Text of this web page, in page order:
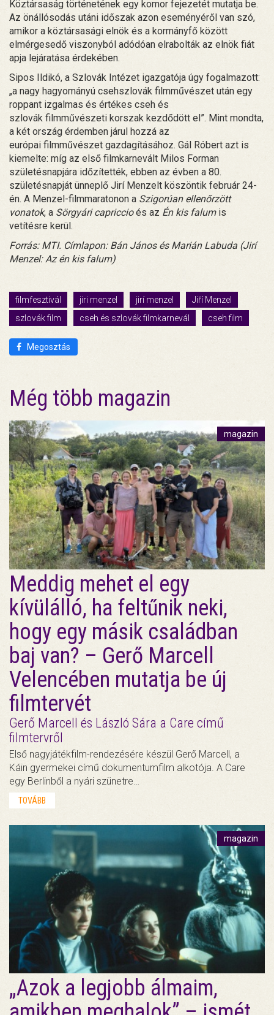
Köztársaság történetének egy komor fejezetét mutatja be.
Az önállósodás utáni időszak azon eseményéről van szó,
amikor a köztársasági elnök és a kormányfő között
elmérgesedő viszonyból adódóan elrabolták az elnök fiát
apja lejáratása érdekében.
Sipos Ildikó, a Szlovák Intézet igazgatója úgy fogalmazott:
„a nagy hagyományú csehszlovák filmművészet után egy
roppant izgalmas és értékes cseh és
szlovák filmművészeti korszak kezdődött el”. Mint mondta,
a két ország érdemben járul hozzá az
európai filmművészet gazdagításához. Gál Róbert azt is
kiemelte: míg az első filmkarnevált Milos Forman
születésnapjára időzítették, ebben az évben a 80.
születésnapját ünneplő Jirí Menzelt köszöntik február 24-
én. A Menzel-filmmaratonon a Szigorúan ellenőrzött
vonatok, a Sörgyári capriccioés az Én kis falumis
vetítésre kerül.
Forrás: MTI. Címlapon: Bán János és Marián Labuda (Jirí
Menzel: Az én kis falum)
filmfesztivál jiri menzel jirí menzel
Jiří Menzel
szlovák film
cseh és szlovák filmkarnevál cseh film
Megosztás
Még több magazin
magazin
Meddig mehet el egy
kívülálló, ha feltűnik neki,
hogy egy másik családban
baj van? – Gerő Marcell
Velencében mutatja be új
filmtervét
Gerő Marcell és László Sára a Care című
filmtervről
Első nagyjátékfilm-rendezésére készül Gerő Marcell, a
Káin gyermekei című dokumentumfilm alkotója. A Care
egy Berlinből a nyári szünetre…
TOVÁBB
magazin
„Azok a legjobb álmaim,